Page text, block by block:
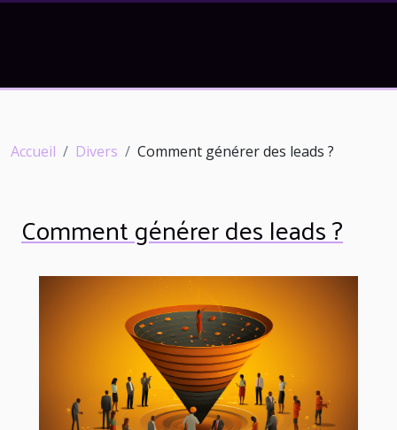
Accueil Divers Comment générer des leads ?
Comment générer des leads ?